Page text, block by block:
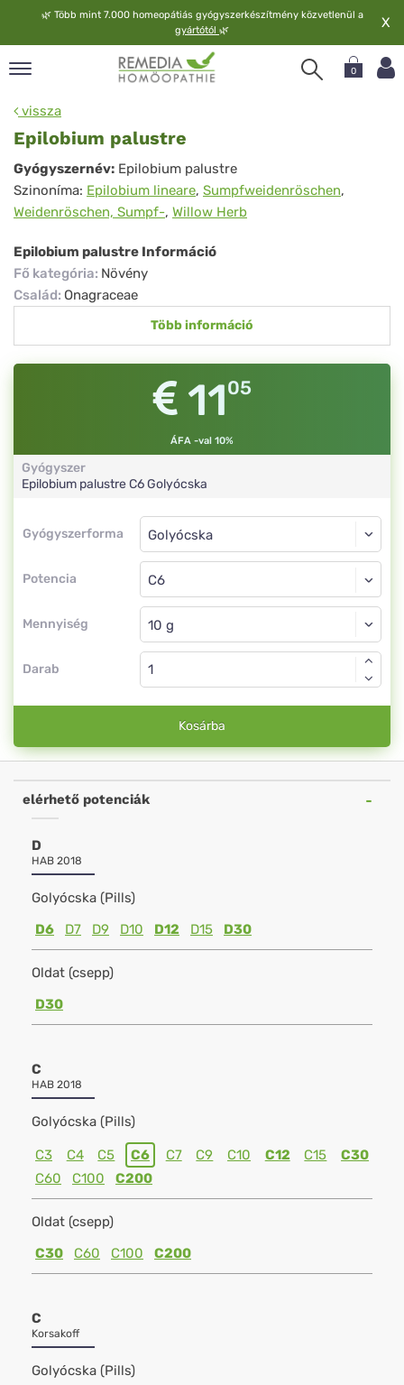
🌿 Több mint 7.000 homeopátiás gyógyszerkészítmény közvetlenül a
gyártótól 🌿 X
0
vissza
Epilobium palustre
Epilobium
palustre
Gyógyszernév: Epilobium palustre
Szinoníma: Epilobium lineare, Sumpfweidenröschen,
Weidenröschen, Sumpf-, Willow Herb
Epilobium palustre Információ
Fő kategória: Növény
Család: Onagraceae
Több információ
1105
ÁFA -val 10%
Gyógyszer
Epilobium palustreC6Golyócska
Gyógyszerforma
Gyógyszerforma
Potencia
Golyócska
C6
Mennyiség
Golyócska
Darab
Kosárba
elérhető potenciák
D
HAB 2018
Golyócska (Pills)
D6
D7 D9 D10 D12 D15 D30
Oldat (csepp)
D30
C
HAB 2018
Golyócska (Pills)
C3 C4 C5 C6 C7 C9 C10 C12 C15
C30
C60
C100 C200
Oldat (csepp)
C30
C60 C100 C200
C
Korsakoff
Golyócska (Pills)